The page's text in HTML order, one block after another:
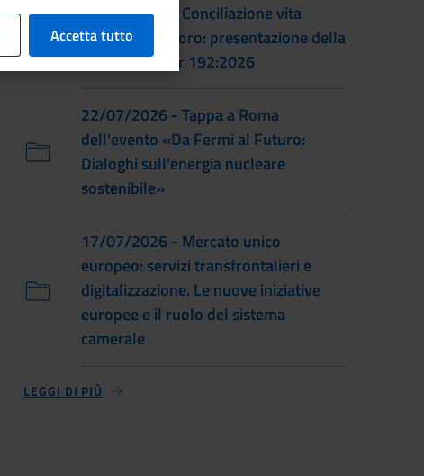
22/07/2026 - Conciliazione vita
familiare e lavoro: presentazione della
prassi UNI/Pdr 192:2026
22/07/2026 - Tappa a Roma
dell'evento «Da Fermi al Futuro:
Dialoghi sull'energia nucleare
sostenibile»
17/07/2026 - Mercato unico
europeo: servizi transfrontalieri e
digitalizzazione. Le nuove iniziative
europee e il ruolo del sistema
camerale
LEGGI DI PIÙ
Accetta tutto